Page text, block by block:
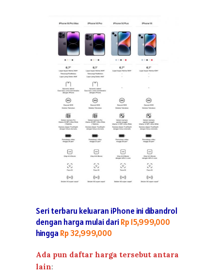
Seri terbaru keluaran iPhone ini dibandrol
dengan harga mulai dariRp 15,999,000
hingga Rp 32,999,000
Ada pun daftar harga tersebut antara
lain: